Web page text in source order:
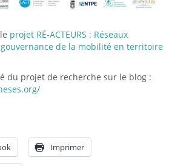
projet RÉ-ACTEURS : Réseaux
de la mobilité en territoire
du projet de recherche sur le blog :
Imprimer